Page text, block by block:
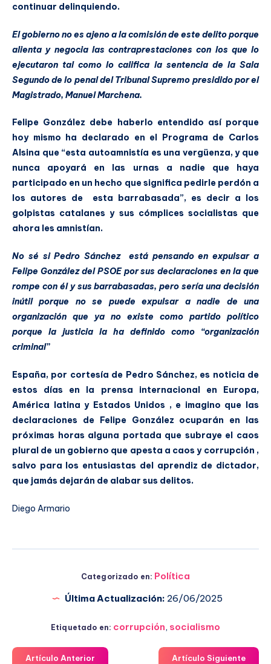
continuar delinquiendo.
El gobierno no es ajeno a la comisión de este delito porque
alienta y negocia las contraprestaciones con los que lo
ejecutaron tal como lo califica la sentencia de la Sala
Segundo de lo penal del Tribunal Supremo presidido por el
Magistrado, Manuel Marchena.
Felipe González debe haberlo entendido así porque
hoy mismo ha declarado en el Programa de Carlos
Alsina que “esta autoamnistía es una vergüenza, y que
nunca apoyará en las urnas a nadie que haya
participado en un hecho que significa pedirle perdón a
los autores de esta barrabasada”, es decir a los
golpistas catalanes y sus cómplices socialistas que
ahora les amnistían.
No sé si Pedro Sánchez está pensando en expulsar a
Felipe González del PSOE por sus declaraciones en la que
rompe con él y sus barrabasadas, pero sería una decisión
inútil porque no se puede expulsar a nadie de una
organización que ya no existe como partido político
porque la justicia la ha definido como “organización
criminal”
España, por cortesía de Pedro Sánchez, es noticia de
estos días en la prensa internacional en Europa,
América latina y Estados Unidos , e imagino que las
declaraciones de Felipe González ocuparán en las
próximas horas alguna portada que subraye el caos
plural de un gobierno que apesta a caos y corrupción ,
salvo para los entusiastas del aprendiz de dictador,
que jamás dejarán de alabar sus delitos.
Diego Armario
Categorizado en: Política
Última Actualización: 26/06/2025
Etiquetado en: corrupción, socialismo
Artículo Anterior Artículo Siguiente